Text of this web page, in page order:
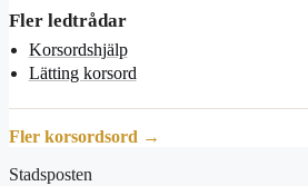
Fler ledtrådar
Korsordshjälp
Lätting korsord
Fler korsordsord →
Stadsposten